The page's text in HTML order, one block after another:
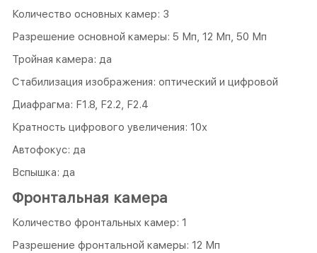
Количество основных камер: 3
Разрешение основной камеры: 5 Мп, 12 Мп, 50 Мп
Тройная камера: да
Стабилизация изображения: оптический и цифровой
Диафрагма: F1.8, F2.2, F2.4
Кратность цифрового увеличения: 10х
Автофокус: да
Вспышка: да
Фронтальная камера
Количество фронтальных камер: 1
Разрешение фронтальной камеры: 12 Мп